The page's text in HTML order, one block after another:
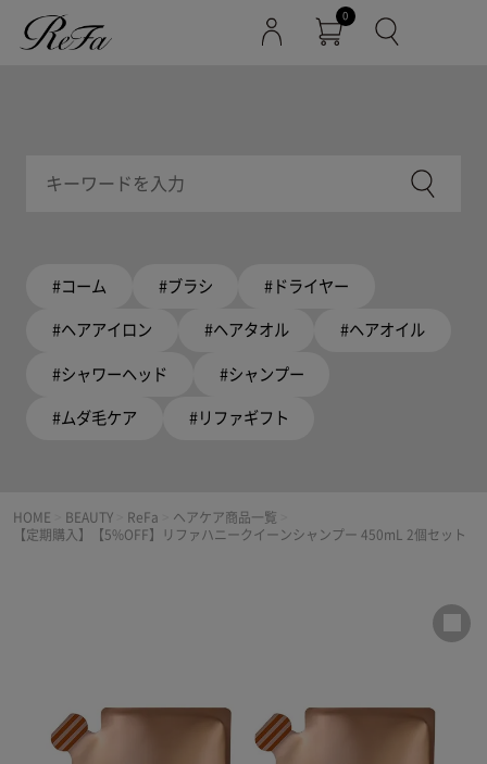
0
#コーム #ブラシ #ドライヤー
#ヘアアイロン #ヘアタオル #ヘアオイル
#シャワーヘッド #シャンプー
#ムダ毛ケア #リファギフト
HOME BEAUTY ReFa ヘアケア商品一覧
【定期購入】【5%OFF】リファハニークイーンシャンプー 450mL 2個セット